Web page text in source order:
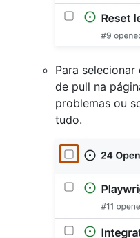
Para
de pull na
problemas ou
tudo.